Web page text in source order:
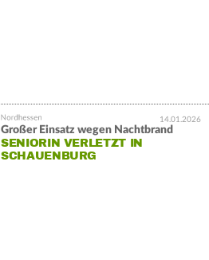
14.01.2026
Großer Einsatz wegen Nachtbrand
SENIORIN VERLETZT IN
SCHAUENBURG